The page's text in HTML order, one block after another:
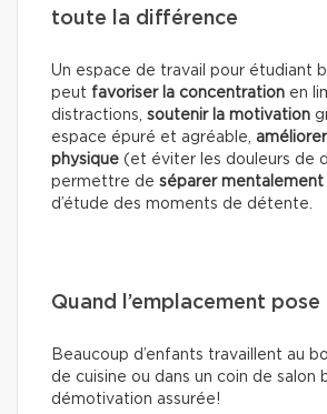
toute la différence
Un espace de travail pour étudiant
peut favoriser la concentration en
distractions, soutenir la motivation
espace épuré et agréable,
physique (et éviter les douleurs de
permettre de séparer
d’étude des moments de détente.
Quand l’emplacement
Beaucoup d’enfants travaillent au
de cuisine ou dans un coin de salon
démotivation assurée!